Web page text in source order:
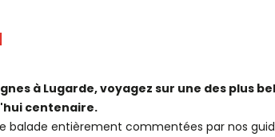
à Lugarde, voyagez sur une des plus
centenaire.
balade entièrement commentées par nos